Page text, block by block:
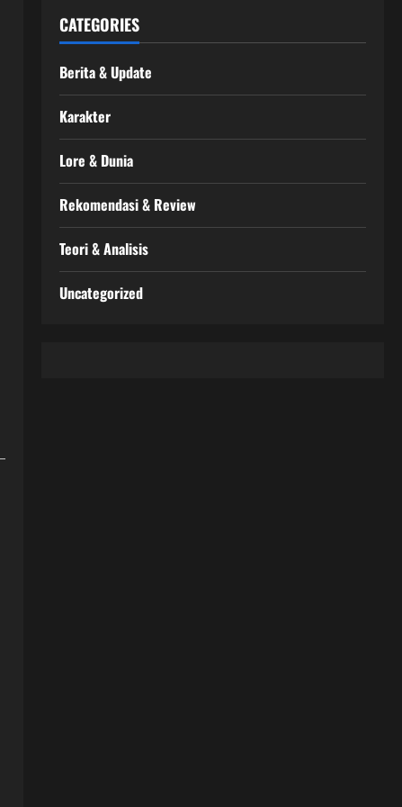
CATEGORIES
Berita & Update
Karakter
Lore & Dunia
Rekomendasi & Review
Teori & Analisis
Uncategorized